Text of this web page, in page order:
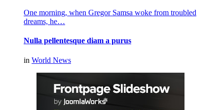
One morning, when Gregor Samsa woke from troubled
dreams, he…
Nulla pellentesque diam a purus
in World News